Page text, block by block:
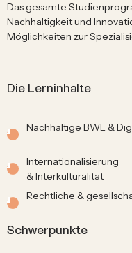
Das gesamte
Nachhaltigkeit und
Möglichkeiten zur
Die Lerninhalte
Nachhaltige BWL &
Internationalisierung
& Interkulturalität
Rechtliche &
Schwerpunkte